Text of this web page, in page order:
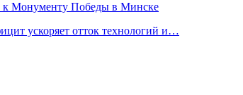
к Монументу Победы в Минске
ускоряет отток технологий и…